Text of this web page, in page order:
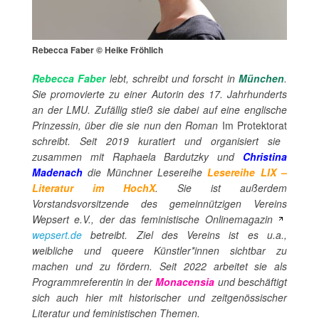
Rebecca Faber © Heike Fröhlich
Rebecca Faberlebt, schreibt und forscht inMünchen.
Sie promovierte zu einer Autorin des 17. Jahrhunderts
an der LMU. Zufällig stieß sie dabei auf eine englische
Prinzessin, über die sie nun den Roman Im Protektorat
schreibt. Seit 2019 kuratiert und organisiert sie
zusammen mit Raphaela Bardutzky und Christina
Madenach die Münchner LesereiheLesereihe LIX –
Literatur im HochX. Sie ist außerdem
Vorstandsvorsitzende des gemeinnützigen Vereins
Wepsert e.V., der das feministische Onlinemagazin
wepsert.de betreibt.Ziel des Vereins ist es u.a.,
weibliche und queere Künstler*innen sichtbar zu
machen und zu fördern. Seit 2022 arbeitet sie als
Programmreferentin in derMonacensia und beschäftigt
sich auch hier mit historischer und zeitgenössischer
Literatur und feministischen Themen.